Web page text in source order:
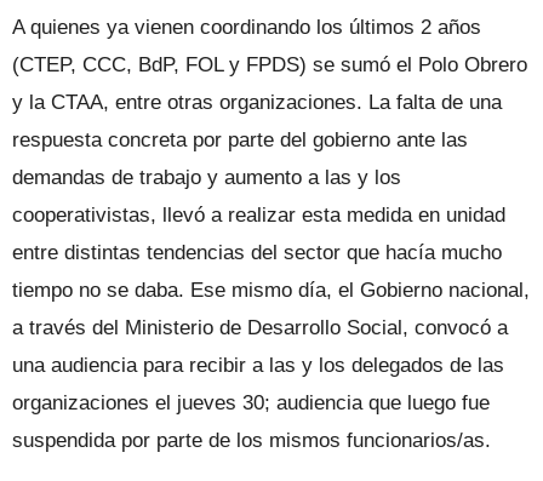
A quienes ya vienen coordinando los últimos 2 años
(CTEP, CCC, BdP, FOL y FPDS) se sumó el Polo Obrero
y la CTAA, entre otras organizaciones. La falta de una
respuesta concreta por parte del gobierno ante las
demandas de trabajo y aumento a las y los
cooperativistas, llevó a realizar esta medida en unidad
entre distintas tendencias del sector que hacía mucho
tiempo no se daba. Ese mismo día, el Gobierno nacional,
a través del Ministerio de Desarrollo Social, convocó a
una audiencia para recibir a las y los delegados de las
organizaciones el jueves 30; audiencia que luego fue
suspendida por parte de los mismos funcionarios/as.